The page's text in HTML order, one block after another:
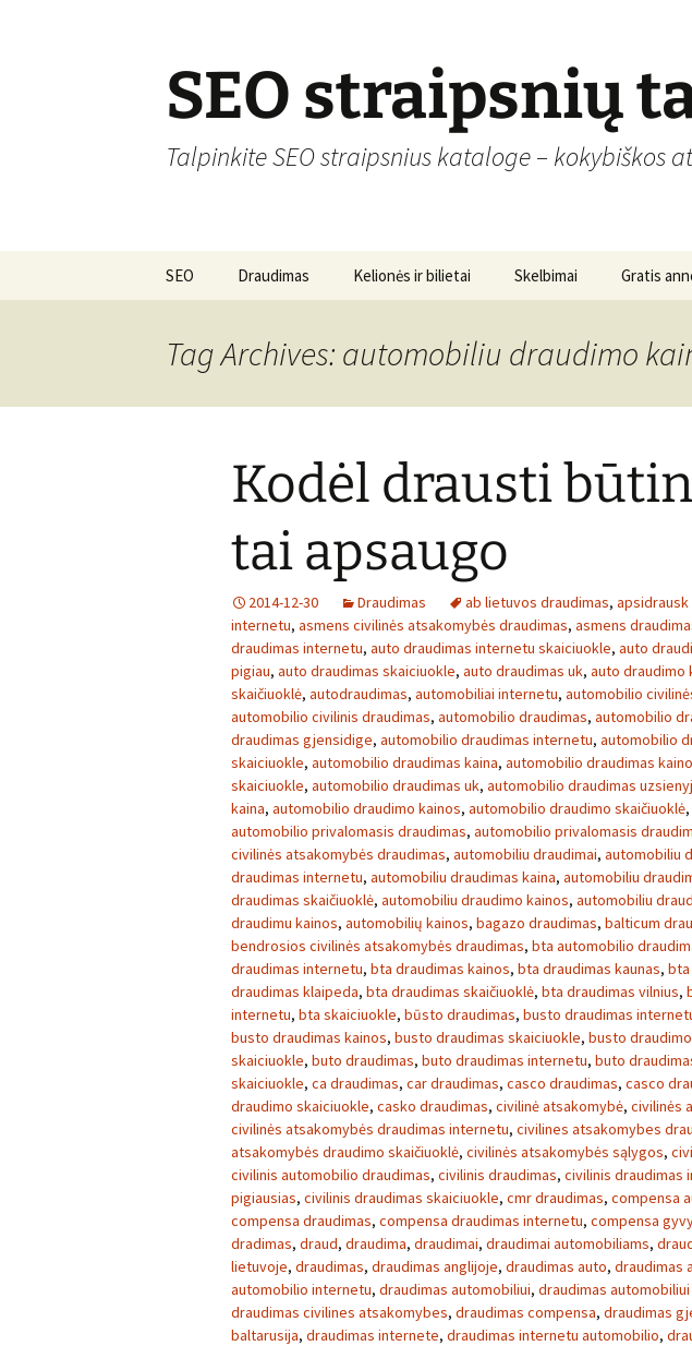
SEO straipsnių
Talpinkite SEO straipsnius kataloge – kokybiškos
SEO Draudimas Kelionės ir bilietai Skelbimai Gratis
Tag Archives: automobiliu draudimo
Kodėl drausti
tai apsaugo
2014-12-30 Draudimas ab lietuvos draudimas,
internetu, asmens civilinės atsakomybės draudimas, asmens
draudimas internetu, auto draudimas internetu skaiciuokle, auto
pigiau, auto draudimas skaiciuokle, auto draudimas uk, auto draudimo
skaičiuoklė, autodraudimas, automobiliai internetu, automobilio
automobilio civilinis draudimas, automobilio draudimas, automobilio
draudimas gjensidige, automobilio draudimas internetu, automobilio
skaiciuokle, automobilio draudimas kaina, automobilio draudimas
skaiciuokle, automobilio draudimas uk, automobilio draudimas
kaina, automobilio draudimo kainos, automobilio draudimo skaičiuoklė,
automobilio privalomasis draudimas, automobilio privalomasis
civilinės atsakomybės draudimas, automobiliu draudimai, automobiliu
draudimas internetu, automobiliu draudimas kaina, automobiliu
draudimas skaičiuoklė, automobiliu draudimo kainos, automobiliu
draudimu kainos, automobilių kainos, bagazo draudimas, balticum
bendrosios civilinės atsakomybės draudimas, bta automobilio
draudimas internetu, bta draudimas kainos, bta draudimas kaunas, bta
draudimas klaipeda, bta draudimas skaičiuoklė, bta draudimas vilnius,
internetu, bta skaiciuokle, būsto draudimas, busto draudimas
busto draudimas kainos, busto draudimas skaiciuokle, busto
skaiciuokle, buto draudimas, buto draudimas internetu, buto
skaiciuokle, ca draudimas, car draudimas, casco draudimas, casco
draudimo skaiciuokle, casko draudimas, civilinė atsakomybė, civilinės
civilinės atsakomybės draudimas internetu, civilines atsakomybes
atsakomybės draudimo skaičiuoklė, civilinės atsakomybės sąlygos,
civilinis automobilio draudimas, civilinis draudimas, civilinis draudimas
pigiausias, civilinis draudimas skaiciuokle, cmr draudimas, compensa
compensa draudimas, compensa draudimas internetu, compensa
dradimas, draud, draudima, draudimai, draudimai automobiliams,
lietuvoje, draudimas, draudimas anglijoje, draudimas auto, draudimas
automobilio internetu, draudimas automobiliui, draudimas
draudimas civilines atsakomybes, draudimas compensa, draudimas
baltarusija, draudimas internete, draudimas internetu automobilio,